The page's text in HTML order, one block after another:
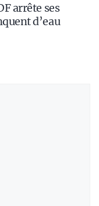
arrête ses
d’eau